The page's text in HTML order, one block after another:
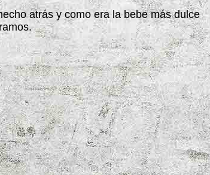
atrás y como era la bebe más dulce